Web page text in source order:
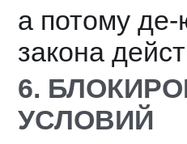
а потому
закона
6.
УСЛОВИЙ